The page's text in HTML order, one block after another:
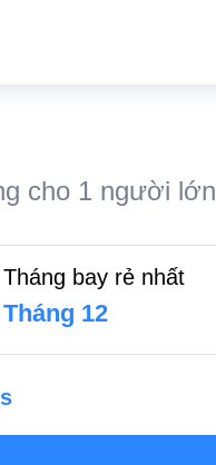
cho 1 người lớn
Tháng bay rẻ nhất
Tháng 12